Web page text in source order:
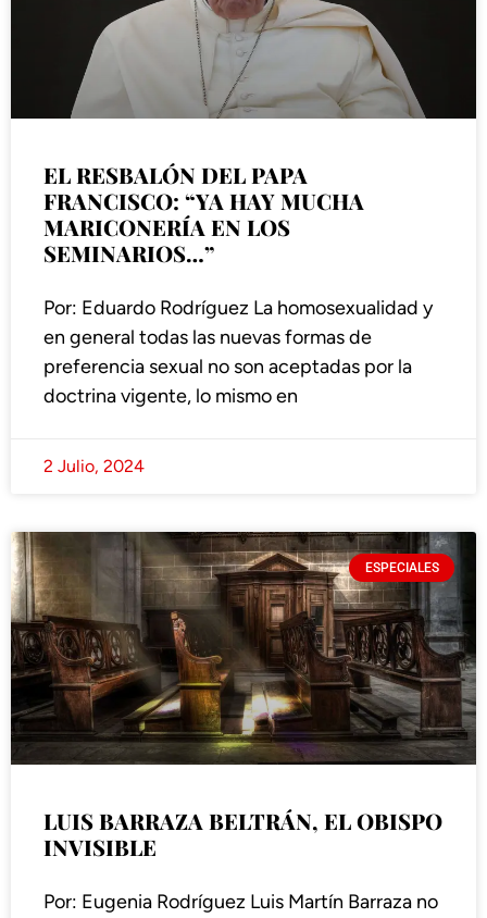
EL RESBALÓN DEL PAPA
FRANCISCO: “YA HAY MUCHA
MARICONERÍA EN LOS
SEMINARIOS…”
Por: Eduardo Rodríguez La homosexualidad y
en general todas las nuevas formas de
preferencia sexual no son aceptadas por la
doctrina vigente, lo mismo en
2 Julio, 2024
ESPECIALES
LUIS BARRAZA BELTRÁN, EL OBISPO
INVISIBLE
Por: Eugenia Rodríguez Luis Martín Barraza no